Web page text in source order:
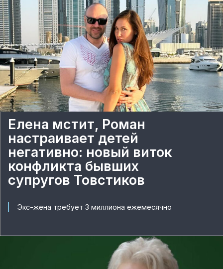
Елена мстит, Роман
настраивает детей
негативно: новый виток
конфликта бывших
супругов Товстиков
Экс-жена требует 3 миллиона ежемесячно